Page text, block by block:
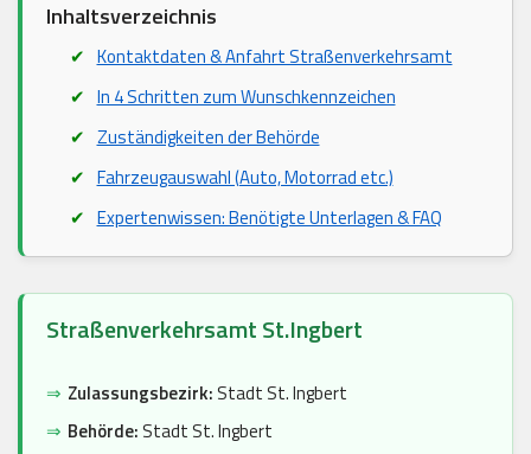
Inhaltsverzeichnis
Kontaktdaten & Anfahrt Straßenverkehrsamt
In 4 Schritten zum Wunschkennzeichen
Zuständigkeiten der Behörde
Fahrzeugauswahl (Auto, Motorrad etc.)
Expertenwissen: Benötigte Unterlagen & FAQ
Straßenverkehrsamt St.Ingbert
⇒ Zulassungsbezirk: Stadt St. Ingbert
⇒ Behörde: Stadt St. Ingbert